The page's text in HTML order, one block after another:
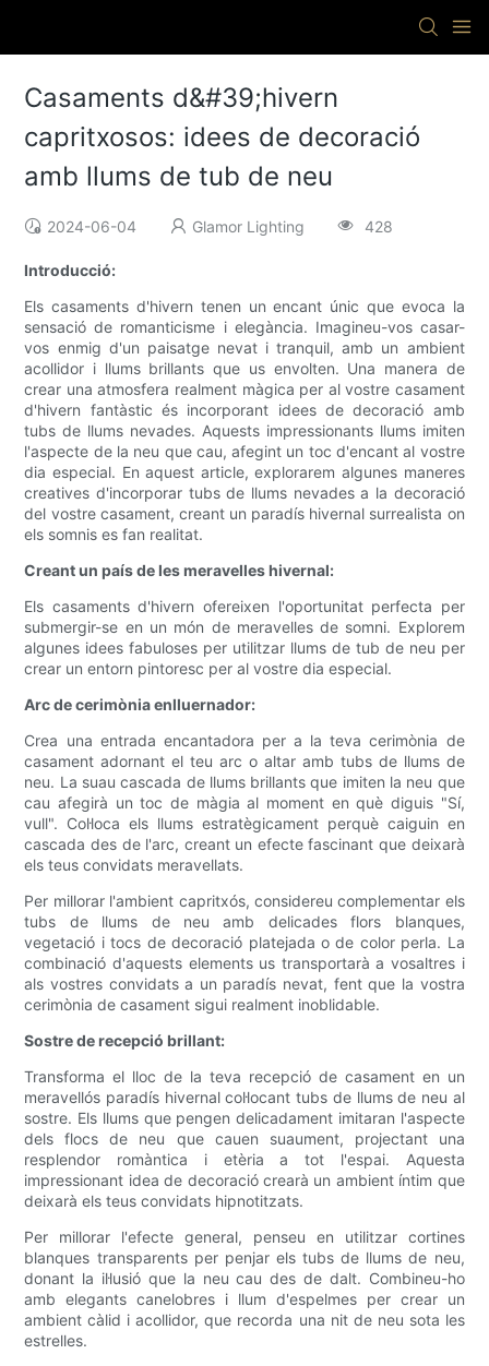
Casaments d&#39;hivern
capritxosos: idees de decoració
amb llums de tub de neu
2024-06-04 Glamor Lighting 428
Introducció:
Els casaments d'hivern tenen un encant únic que evoca la
sensació de romanticisme i elegància. Imagineu-vos casar-
vos enmig d'un paisatge nevat i tranquil, amb un ambient
acollidor i llums brillants que us envolten. Una manera de
crear una atmosfera realment màgica per al vostre casament
d'hivern fantàstic és incorporant idees de decoració amb
tubs de llums nevades. Aquests impressionants llums imiten
l'aspecte de la neu que cau, afegint un toc d'encant al vostre
dia especial. En aquest article, explorarem algunes maneres
creatives d'incorporar tubs de llums nevades a la decoració
del vostre casament, creant un paradís hivernal surrealista on
els somnis es fan realitat.
Creant un país de les meravelles hivernal:
Els casaments d'hivern ofereixen l'oportunitat perfecta per
submergir-se en un món de meravelles de somni. Explorem
algunes idees fabuloses per utilitzar llums de tub de neu per
crear un entorn pintoresc per al vostre dia especial.
Arc de cerimònia enlluernador:
Crea una entrada encantadora per a la teva cerimònia de
casament adornant el teu arc o altar amb tubs de llums de
neu. La suau cascada de llums brillants que imiten la neu que
cau afegirà un toc de màgia al moment en què diguis "Sí,
vull". Col·loca els llums estratègicament perquè caiguin en
cascada des de l'arc, creant un efecte fascinant que deixarà
els teus convidats meravellats.
Per millorar l'ambient capritxós, considereu complementar els
tubs de llums de neu amb delicades flors blanques,
vegetació i tocs de decoració platejada o de color perla. La
combinació d'aquests elements us transportarà a vosaltres i
als vostres convidats a un paradís nevat, fent que la vostra
cerimònia de casament sigui realment inoblidable.
Sostre de recepció brillant:
Transforma el lloc de la teva recepció de casament en un
meravellós paradís hivernal col·locant tubs de llums de neu al
sostre. Els llums que pengen delicadament imitaran l'aspecte
dels flocs de neu que cauen suaument, projectant una
resplendor romàntica i etèria a tot l'espai. Aquesta
impressionant idea de decoració crearà un ambient íntim que
deixarà els teus convidats hipnotitzats.
Per millorar l'efecte general, penseu en utilitzar cortines
blanques transparents per penjar els tubs de llums de neu,
donant la il·lusió que la neu cau des de dalt. Combineu-ho
amb elegants canelobres i llum d'espelmes per crear un
ambient càlid i acollidor, que recorda una nit de neu sota les
estrelles.